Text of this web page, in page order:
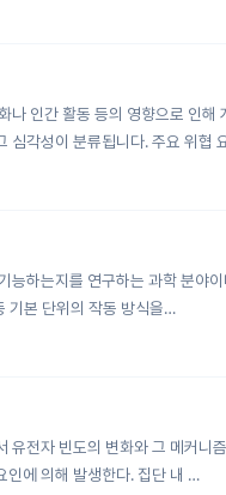
나 인간 활동 등의 영향으로 인
심각성이 분류됩니다. 주요 위협
하는지를 연구하는 과학 분야
기본 단위의 작동 방식을…
유전자 빈도의 변화와 그 메커
에 의해 발생한다. 집단 내 …